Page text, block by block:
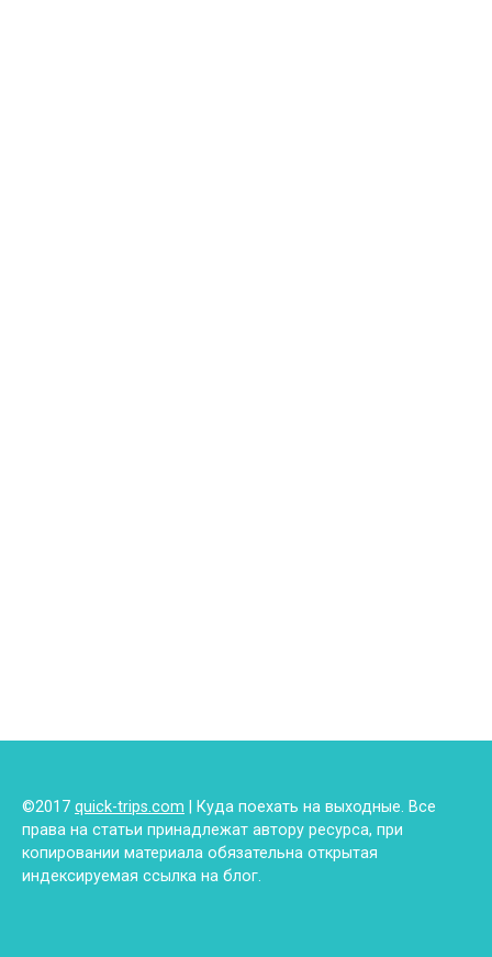
©2017 quick-trips.com | Куда поехать на выходные. Все
права на статьи принадлежат автору ресурса, при
копировании материала обязательна открытая
индексируемая ссылка на блог.